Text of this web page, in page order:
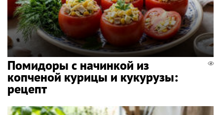
Помидоры с начинкой из
копченой курицы и кукурузы:
рецепт